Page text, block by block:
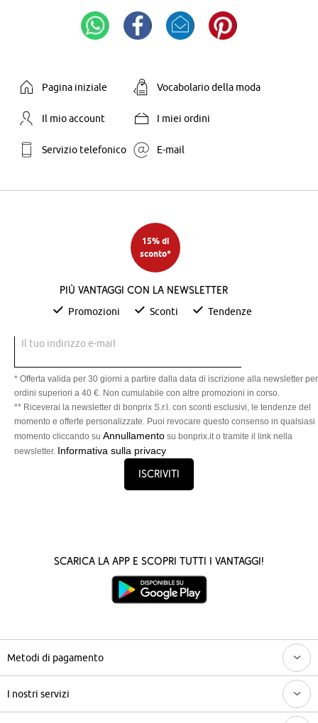
Pagina iniziale Vocabolario della moda
Il mio account I miei ordini
Servizio telefonico E-mail
15% di
sconto*
Più vantaggi con la newsletter
Promozioni Sconti Tendenze
Il tuo indirizzo e-mail
* Offerta valida per 30 giorni a partire dalla data di iscrizione alla newsletter per
ordini superiori a 40 €. Non cumulabile con altre promozioni in corso.
** Riceverai la newsletter di bonprix S.r.l. con sconti esclusivi, le tendenze del
momento e offerte personalizzate. Puoi revocare questo consenso in qualsiasi
momento cliccando su Annullamento su bonprix.it o tramite il link nella
newsletter. Informativa sulla privacy
Iscriviti
Scarica la App e scopri tutti i vantaggi!
Metodi di pagamento
I nostri servizi